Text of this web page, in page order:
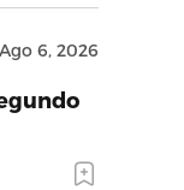
Ago 6, 2026